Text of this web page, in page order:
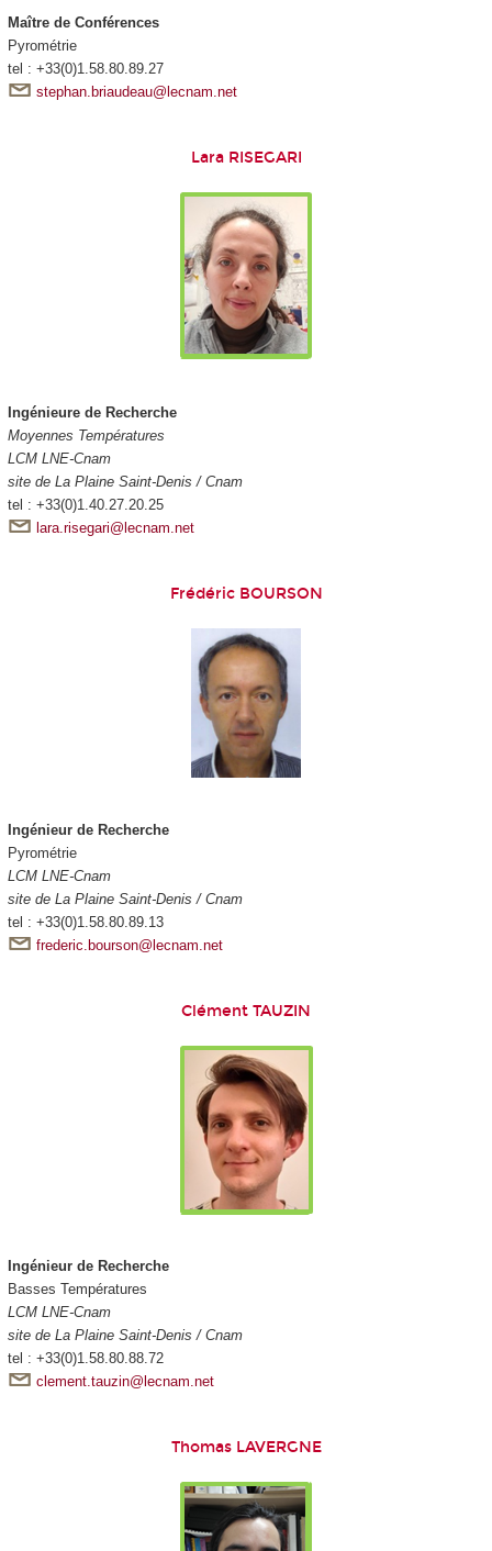
Maître de Conférences
Pyrométrie
tel : +33(0)1.58.80.89.27
stephan.briaudeau@lecnam.net
Lara RISEGARI
Ingénieure de Recherche
Moyennes Températures
LCM LNE-Cnam
site de La Plaine Saint-Denis / Cnam
tel : +33(0)1.40.27.20.25
lara.risegari@lecnam.net
Frédéric BOURSON
Ingénieur de Recherche
Pyrométrie
LCM LNE-Cnam
site de La Plaine Saint-Denis / Cnam
tel : +33(0)1.58.80.89.13
frederic.bourson@lecnam.net
Clément TAUZIN
Ingénieur de Recherche
Basses Températures
LCM LNE-Cnam
site de La Plaine Saint-Denis / Cnam
tel : +33(0)1.58.80.88.72
clement.tauzin@lecnam.net
Thomas LAVERGNE